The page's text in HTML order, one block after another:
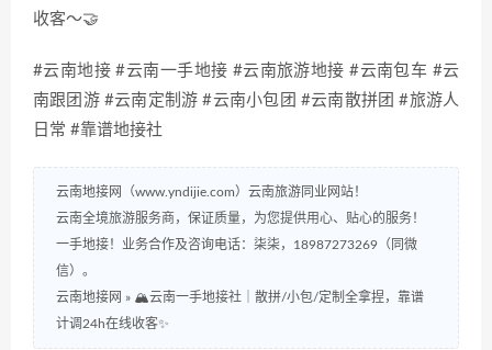
收客～🤝
#云南地接 #云南一手地接 #云南旅游地接 #云南包车 #云
南跟团游 #云南定制游 #云南小包团 #云南散拼团 #旅游人
日常 #靠谱地接社
云南地接网（www.yndijie.com）云南旅游同业网站！
云南全境旅游服务商，保证质量，为您提供用心、贴心的服务！
一手地接！业务合作及咨询电话：柒柒，18987273269（同微
信）。
云南地接网 » 🏔️云南一手地接社｜散拼/小包/定制全拿捏，靠谱
计调24h在线收客✨